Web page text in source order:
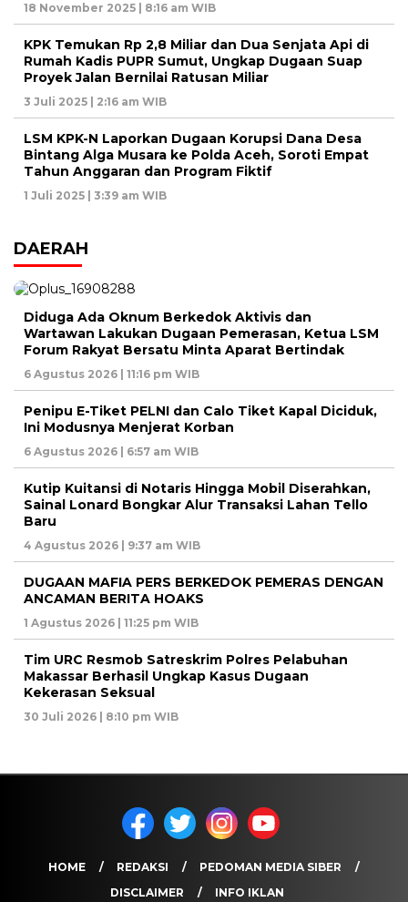
18 November 2025 | 8:16 am WIB
KPK Temukan Rp 2,8 Miliar dan Dua Senjata Api di
Rumah Kadis PUPR Sumut, Ungkap Dugaan Suap
Proyek Jalan Bernilai Ratusan Miliar
3 Juli 2025 | 2:16 am WIB
LSM KPK-N Laporkan Dugaan Korupsi Dana Desa
Bintang Alga Musara ke Polda Aceh, Soroti Empat
Tahun Anggaran dan Program Fiktif
1 Juli 2025 | 3:39 am WIB
DAERAH
Diduga Ada Oknum Berkedok Aktivis dan
Wartawan Lakukan Dugaan Pemerasan, Ketua LSM
Forum Rakyat Bersatu Minta Aparat Bertindak
6 Agustus 2026 | 11:16 pm WIB
Penipu E-Tiket PELNI dan Calo Tiket Kapal Diciduk,
Ini Modusnya Menjerat Korban
6 Agustus 2026 | 6:57 am WIB
Kutip Kuitansi di Notaris Hingga Mobil Diserahkan,
Sainal Lonard Bongkar Alur Transaksi Lahan Tello
Baru
4 Agustus 2026 | 9:37 am WIB
DUGAAN MAFIA PERS BERKEDOK PEMERAS DENGAN
ANCAMAN BERITA HOAKS
1 Agustus 2026 | 11:25 pm WIB
Tim URC Resmob Satreskrim Polres Pelabuhan
Makassar Berhasil Ungkap Kasus Dugaan
Kekerasan Seksual
30 Juli 2026 | 8:10 pm WIB
HOME REDAKSI
PEDOMAN MEDIA SIBER
DISCLAIMER
INFO IKLAN